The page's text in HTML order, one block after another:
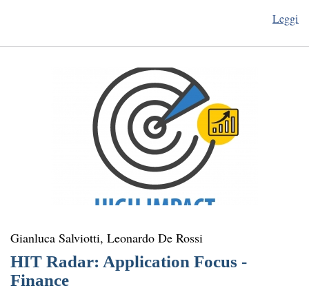
Leggi
Gianluca Salviotti, Leonardo De Rossi
HIT Radar: Application Focus -
Finance